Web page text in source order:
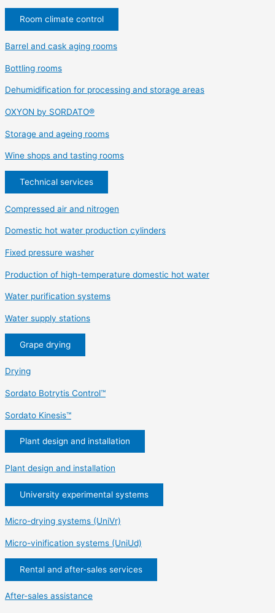
Room climate control
Barrel and cask aging rooms
Bottling rooms
Dehumidification for processing and storage areas
OXYON by SORDATO®
Storage and ageing rooms
Wine shops and tasting rooms
Technical services
Compressed air and nitrogen
Domestic hot water production cylinders
Fixed pressure washer
Production of high-temperature domestic hot water
Water purification systems
Water supply stations
Grape drying
Drying
Sordato Botrytis Control™
Sordato Kinesis™
Plant design and installation
Plant design and installation
University experimental systems
Micro-drying systems (UniVr)
Micro-vinification systems (UniUd)
Rental and after-sales services
After-sales assistance